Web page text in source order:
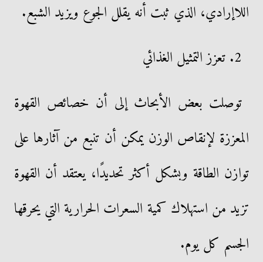
اللاإرادي، الذي ثبت أنه يقلل الجوع ويزيد الشبع.
2. تعزز التمثيل الغذائي
توصلت بعض الأبحاث إلى أن خصائص القهوة
المعززة لإنقاص الوزن يمكن أن تنبع من آثارها على
توازن الطاقة وبشكل أكثر تحديدًا، يعتقد أن القهوة
تزيد من استهلاك كمية السعرات الحرارية التي يحرقها
الجسم كل يوم.